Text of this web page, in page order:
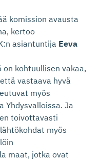
komission avausta
kertoo
asiantuntija Eeva
kohtuullisen vakaa,
vastaava hyvä
myös
Yhdysvalloissa. Ja
toivottavasti
myös
maat, jotka ovat